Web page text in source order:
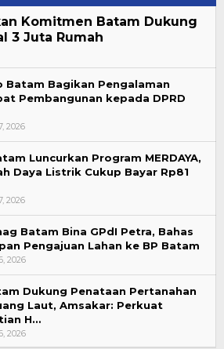
Komitmen Batam Dukung
3 Juta Rumah
Batam Bagikan Pengalaman
Pembangunan kepada DPRD
2026
Luncurkan Program MERDAYA,
Daya Listrik Cukup Bayar Rp81
2026
Batam Bina GPdI Petra, Bahas
Pengajuan Lahan ke BP Batam
2026
Dukung Penataan Pertanahan
Laut, Amsakar: Perkuat
H…
2026